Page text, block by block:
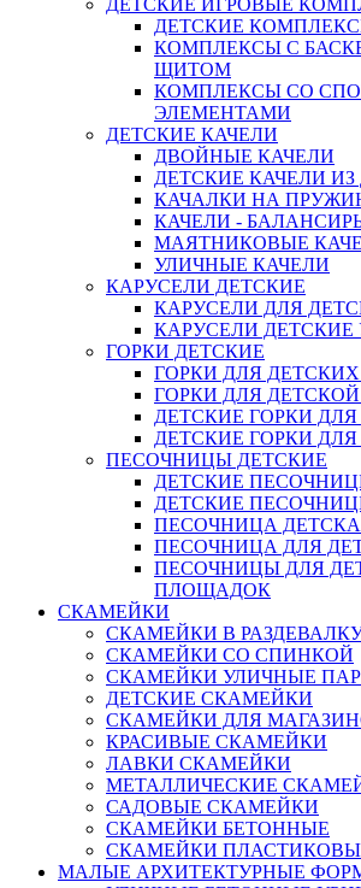
ДЕТСКИЕ
КОМПЛЕКСЫ С
ЩИТОМ
КОМПЛЕКСЫ СО
ЭЛЕМЕНТАМИ
ДЕТСКИЕ КАЧЕЛИ
ДВОЙНЫЕ КАЧЕЛИ
ДЕТСКИЕ КАЧЕЛИ ИЗ
КАЧАЛКИ НА
КАЧЕЛИ -
МАЯТНИКОВЫЕ
УЛИЧНЫЕ КАЧЕЛИ
КАРУСЕЛИ ДЕТСКИЕ
КАРУСЕЛИ ДЛЯ
КАРУСЕЛИ ДЕТСКИЕ
ГОРКИ ДЕТСКИЕ
ГОРКИ ДЛЯ
ГОРКИ ДЛЯ
ДЕТСКИЕ ГОРКИ ДЛЯ
ДЕТСКИЕ ГОРКИ
ПЕСОЧНИЦЫ ДЕТСКИЕ
ДЕТСКИЕ
ДЕТСКИЕ
ПЕСОЧНИЦА
ПЕСОЧНИЦА ДЛЯ
ПЕСОЧНИЦЫ ДЛЯ
ПЛОЩАДОК
СКАМЕЙКИ
СКАМЕЙКИ В
СКАМЕЙКИ СО СПИНКОЙ
СКАМЕЙКИ УЛИЧНЫЕ
ДЕТСКИЕ СКАМЕЙКИ
СКАМЕЙКИ ДЛЯ
КРАСИВЫЕ СКАМЕЙКИ
ЛАВКИ СКАМЕЙКИ
МЕТАЛЛИЧЕСКИЕ
САДОВЫЕ СКАМЕЙКИ
СКАМЕЙКИ БЕТОННЫЕ
СКАМЕЙКИ
МАЛЫЕ АРХИТЕКТУРНЫЕ